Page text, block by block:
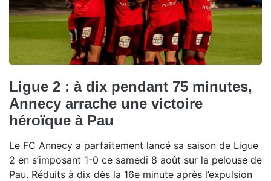
Ligue 2 : à dix pendant 75 minutes,
Annecy arrache une victoire
héroïque à Pau
Le FC Annecy a parfaitement lancé sa saison de Ligue
2 en s’imposant 1-0 ce samedi 8 août sur la pelouse de
Pau. Réduits à dix dès la 16e minute après l’expulsion